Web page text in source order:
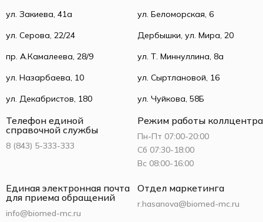
ул. Закиева, 41а
ул. Беломорская, 6
ул. Серова, 22/24
Дербышки, ул. Мира, 20
пр. А.Камалеева, 28/9
ул. Т. Миннуллина, 8а
ул. Назарбаева, 10
ул. Сыртлановой, 16
ул. Декабристов, 180
ул. Чуйкова, 58Б
Телефон единой
справочной службы
8 (843) 5-333-333
Режим работы коллцентра
Пн-Пт 07:00-20:00
Сб 07:30-18:00
Вс 08:00-16:00
Единая электронная почта
для приема обращений
info@biomed-mc.ru
Отдел маркетинга
r.hasanova@biomed-mc.ru